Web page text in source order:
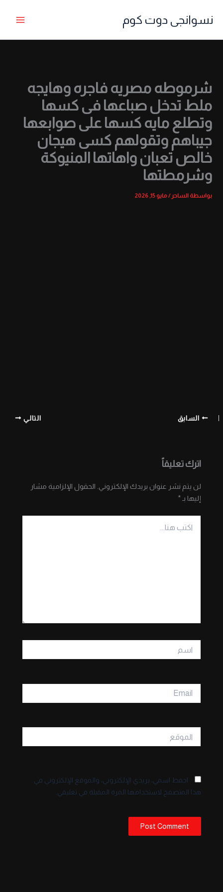
نسوانجى دوت كوم
شرموطه مصريه فاجره وهايجه
ملط تدخل صباعها فى كسها
وتطلع مايه كسها على صوابعها
جيباهم وتقولهم كسى هيجان
خالص تعبان واهاتها المنيوكة
وشرمطتها
بواسطة الساحر/مايو 15, 2026
السابق التالي
اترك تعليقاً
لن يتم نشر عنوان بريدك الإلكتروني. الحقول الإلزامية مشار
إليها بـ*
هنا...
احفظ اسمي، بريدي الإلكتروني، والموقع الإلكتروني في
هذا المتصفح لاستخدامها المرة المقبلة في تعليقي.